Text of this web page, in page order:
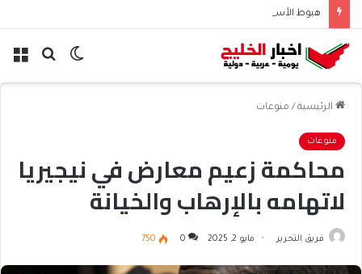
هبوط الأسهم والذهب وصعود النفط يعقّد مسار الفدرالي
بحث الوضع
الرئيسية / منوعات
منوعات
محاكمة زعيم معارض في نيجيريا
لاتهامه بالإرهاب والخيانة
فريق التحرير مايو 2, 2025 0
750